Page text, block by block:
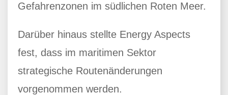
Gefahrenzonen im südlichen Roten Meer.
Darüber hinaus stellte Energy Aspects
fest, dass im maritimen Sektor
strategische Routenänderungen
vorgenommen werden.